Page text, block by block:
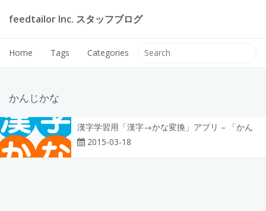
feedtailor Inc. スタッフブログ
Home Tags Categories
かんじかな
漢字学習用「漢字→かな変換」アプリ – 「かん
じかな」 v1.0.0 を公開しました
2015-03-18